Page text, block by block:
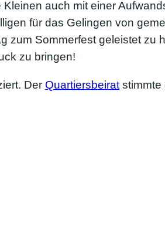
auch mit einer
für das Gelingen von
zum Sommerfest geleistet zu
zu bringen!
Der Quartiersbeirat stimmte